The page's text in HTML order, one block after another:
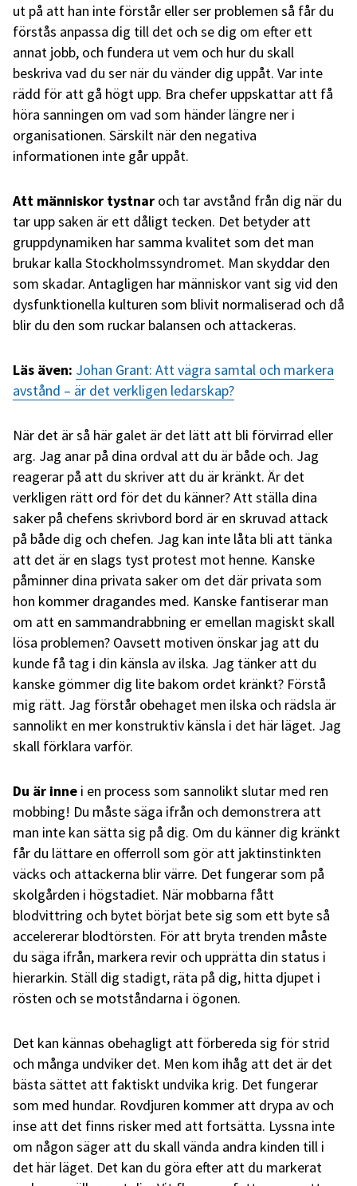
ut på att han inte förstår eller ser problemen så får du
förstås anpassa dig till det och se dig om efter ett
annat jobb, och fundera ut vem och hur du skall
beskriva vad du ser när du vänder dig uppåt. Var inte
rädd för att gå högt upp. Bra chefer uppskattar att få
höra sanningen om vad som händer längre ner i
organisationen. Särskilt när den negativa
informationen inte går uppåt.
Att människor tystnar och tar avstånd från dig när du
tar upp saken är ett dåligt tecken. Det betyder att
gruppdynamiken har samma kvalitet som det man
brukar kalla Stockholmssyndromet. Man skyddar den
som skadar. Antagligen har människor vant sig vid den
dysfunktionella kulturen som blivit normaliserad och då
blir du den som ruckar balansen och attackeras.
Läs även: Johan Grant: Att vägra samtal och markera
avstånd – är det verkligen ledarskap?
När det är så här galet är det lätt att bli förvirrad eller
arg. Jag anar på dina ordval att du är både och. Jag
reagerar på att du skriver att du är kränkt. Är det
verkligen rätt ord för det du känner? Att ställa dina
saker på chefens skrivbord bord är en skruvad attack
på både dig och chefen. Jag kan inte låta bli att tänka
att det är en slags tyst protest mot henne. Kanske
påminner dina privata saker om det där privata som
hon kommer dragandes med. Kanske fantiserar man
om att en sammandrabbning er emellan magiskt skall
lösa problemen? Oavsett motiven önskar jag att du
kunde få tag i din känsla av ilska. Jag tänker att du
kanske gömmer dig lite bakom ordet kränkt? Förstå
mig rätt. Jag förstår obehaget men ilska och rädsla är
sannolikt en mer konstruktiv känsla i det här läget. Jag
skall förklara varför.
Du är inne i en process som sannolikt slutar med ren
mobbing! Du måste säga ifrån och demonstrera att
man inte kan sätta sig på dig. Om du känner dig kränkt
får du lättare en offerroll som gör att jaktinstinkten
väcks och attackerna blir värre. Det fungerar som på
skolgården i högstadiet. När mobbarna fått
blodvittring och bytet börjat bete sig som ett byte så
accelererar blodtörsten. För att bryta trenden måste
du säga ifrån, markera revir och upprätta din status i
hierarkin. Ställ dig stadigt, räta på dig, hitta djupet i
rösten och se motståndarna i ögonen.
Det kan kännas obehagligt att förbereda sig för strid
och många undviker det. Men kom ihåg att det är det
bästa sättet att faktiskt undvika krig. Det fungerar
som med hundar. Rovdjuren kommer att drypa av och
inse att det finns risker med att fortsätta. Lyssna inte
om någon säger att du skall vända andra kinden till i
det här läget. Det kan du göra efter att du markerat